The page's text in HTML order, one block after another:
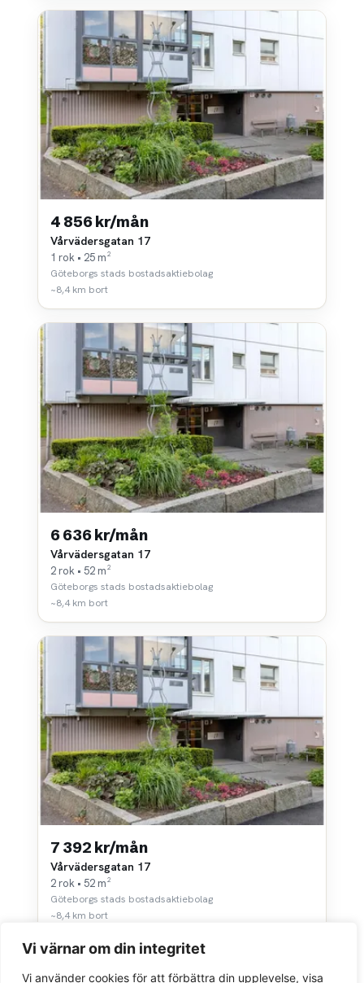
Vi värnar om din integritet
Vi använder cookies för att förbättra din upplevelse, visa
4 856 kr/mån
Vårvädersgatan 17
1 rok • 25 m²
Göteborgs stads bostadsaktiebolag
~8,4 km bort
6 636 kr/mån
Vårvädersgatan 17
2 rok • 52 m²
Göteborgs stads bostadsaktiebolag
~8,4 km bort
7 392 kr/mån
Vårvädersgatan 17
2 rok • 52 m²
Göteborgs stads bostadsaktiebolag
~8,4 km bort